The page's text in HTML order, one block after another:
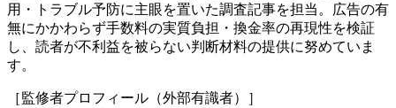
用・トラブル予防に主眼を置いた調査記事を担当。広告の有
無にかかわらず手数料の実質負担・換金率の再現性を検証
し、読者が不利益を被らない判断材料の提供に努めていま
す。
［監修者プロフィール（外部有識者）］